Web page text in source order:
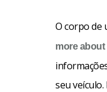
O corpo de
more about
seu